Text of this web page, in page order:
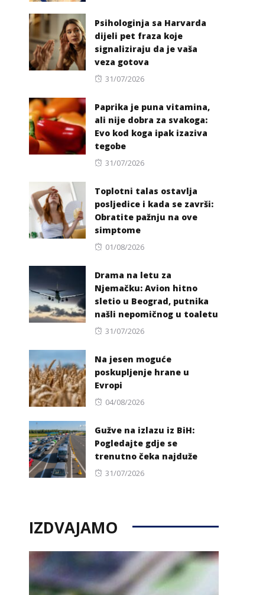
Psihologinja sa Harvarda
dijeli pet fraza koje
signaliziraju da je vaša
veza gotova
Posted
31/07/2026
Paprika je puna vitamina,
ali nije dobra za svakoga:
Evo kod koga ipak izaziva
tegobe
Posted
31/07/2026
Toplotni talas ostavlja
posljedice i kada se završi:
Obratite pažnju na ove
simptome
Posted
01/08/2026
Drama na letu za
Njemačku: Avion hitno
sletio u Beograd, putnika
našli nepomičnog u toaletu
Posted
31/07/2026
Na jesen moguće
poskupljenje hrane u
Evropi
Posted
04/08/2026
Gužve na izlazu iz BiH:
Pogledajte gdje se
trenutno čeka najduže
Posted
31/07/2026
IZDVAJAMO